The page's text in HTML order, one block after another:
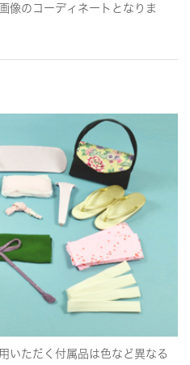
像のコーディネートとなりま
いただく付属品は色など異なる